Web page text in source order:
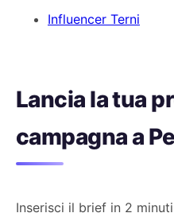
Influencer Terni
Lancia la tua
campagna a
Inserisci il brief in 2